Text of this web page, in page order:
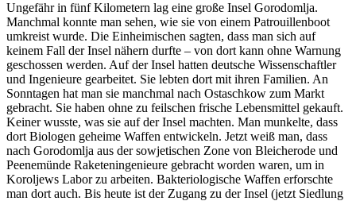
Ungefähr in fünf Kilometern lag eine große Insel Gorodomlja.
Manchmal konnte man sehen, wie sie von einem Patrouillenboot
umkreist wurde. Die Einheimischen sagten, dass man sich auf
keinem Fall der Insel nähern durfte – von dort kann ohne Warnung
geschossen werden. Auf der Insel hatten deutsche Wissenschaftler
und Ingenieure gearbeitet. Sie lebten dort mit ihren Familien. An
Sonntagen hat man sie manchmal nach Ostaschkow zum Markt
gebracht. Sie haben ohne zu feilschen frische Lebensmittel gekauft.
Keiner wusste, was sie auf der Insel machten. Man munkelte, dass
dort Biologen geheime Waffen entwickeln. Jetzt weiß man, dass
nach Gorodomlja aus der sowjetischen Zone von Bleicherode und
Peenemünde Raketeningenieure gebracht worden waren, um in
Koroljews Labor zu arbeiten. Bakteriologische Waffen erforschte
man dort auch. Bis heute ist der Zugang zu der Insel (jetzt Siedlung